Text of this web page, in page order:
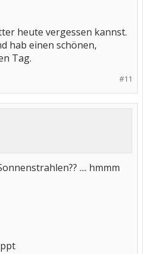
heute vergessen kannst.
hab einen schönen,
Tag.
#11
Sonnenstrahlen?? .... hmmm